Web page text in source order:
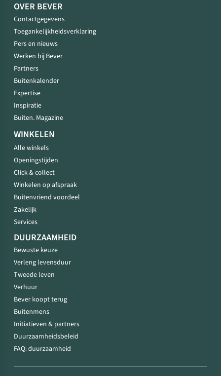
OVER BEVER
Contactgegevens
Toegankelijkheidsverklaring
Pers en nieuws
Werken bij Bever
Partners
Buitenkalender
Expertise
Inspiratie
Buiten. Magazine
WINKELEN
Alle winkels
Openingstijden
Click & collect
Winkelen op afspraak
Buitenvriend voordeel
Zakelijk
Services
DUURZAAMHEID
Bewuste keuze
Verleng levensduur
Tweede leven
Verhuur
Bever koopt terug
Buitenmens
Initiatieven & partners
Duurzaamheidsbeleid
FAQ: duurzaamheid